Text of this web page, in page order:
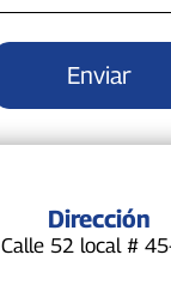
Dirección
Calle 52 local #